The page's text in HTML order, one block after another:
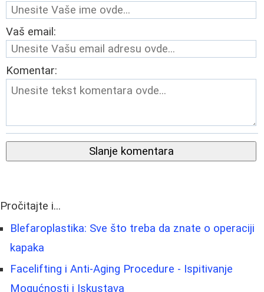
Vaš email:
Komentar:
Slanje komentara
Pročitajte i...
Blefaroplastika: Sve što treba da znate o operaciji
kapaka
Facelifting i Anti-Aging Procedure - Ispitivanje
Mogućnosti i Iskustava